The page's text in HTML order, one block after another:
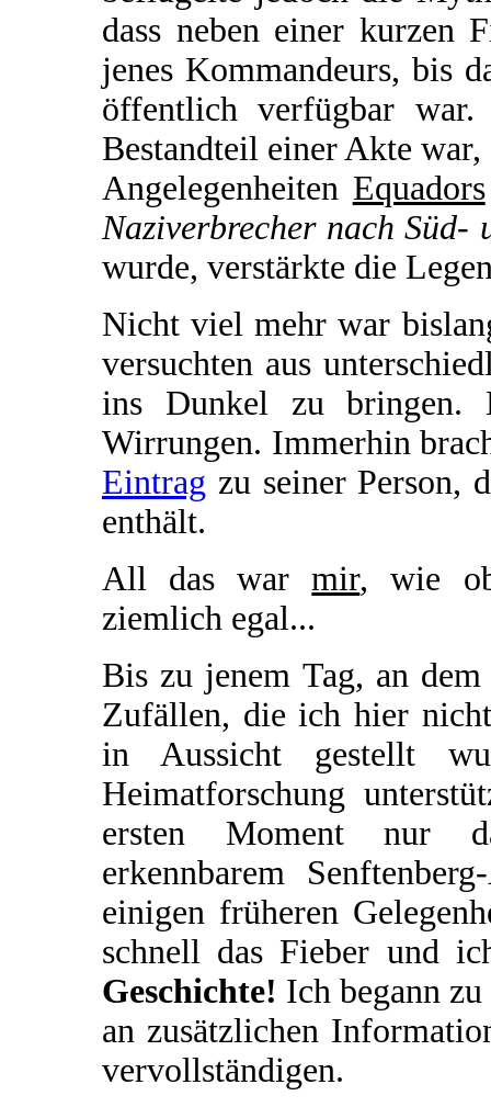
dass neben einer kurzen
jenes Kommandeurs, bis
öffentlich verfügbar
Bestandteil einer Akte
Angelegenheiten Equadors
Naziverbrecher nach
wurde, verstärkte die
Nicht viel mehr war
versuchten aus
ins Dunkel zu bringen.
Wirrungen. Immerhin
Eintrag zu seiner Person,
enthält.
All das warmir, wie
ziemlich egal...
Bis zu jenem Tag, an
Zufällen, die ich hier
in Aussicht gestellt
Heimatforschung
ersten Moment nur
erkennbarem
einigen früheren
schnell das Fieber und
Geschichte! Ich begann
an zusätzlichen
vervollständigen.